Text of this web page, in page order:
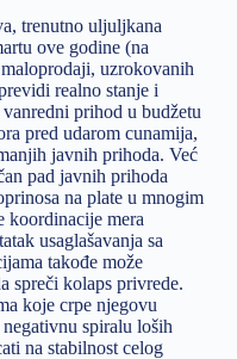
trenutno uljuljkana
ove godine (na
uzrokovanih
realno stanje i
prihod u budžetu
pred udarom cunamija,
javnih prihoda. Već
pad javnih prihoda
na plate u mnogim
koordinacije mera
usaglašavanja sa
takođe može
spreči kolaps privrede.
koje crpe njegovu
spiralu loših
na stabilnost celog